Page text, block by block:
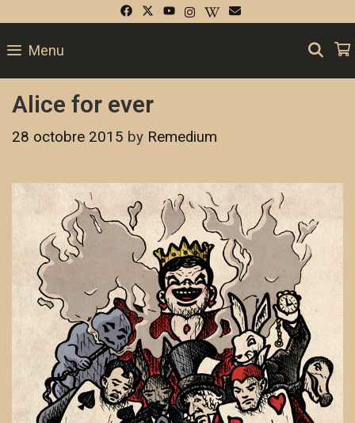
Menu
Alice for ever
28 octobre 2015 by Remedium